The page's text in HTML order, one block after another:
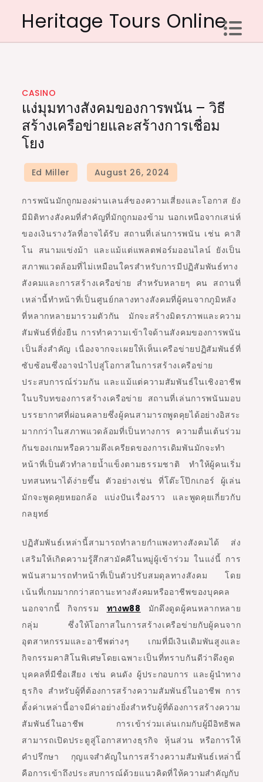
content
Heritage Tours Online
CASINO
แง่มุมทางสังคมของการพนัน – วิธี
สร้างเครือข่ายและสร้างการเชื่อม
โยง
การพนันมักถูกมองผ่านเลนส์ของความเสี่ยงและโอกาส ยัง
มีมิติทางสังคมที่สำคัญที่มักถูกมองข้าม นอกเหนือจากเสน่ห์
ของเงินรางวัลที่อาจได้รับ สถานที่เล่นการพนัน เช่น คาสิ
โน สนามแข่งม้า และแม้แต่แพลตฟอร์มออนไลน์ ยังเป็น
สภาพแวดล้อมที่ไม่เหมือนใครสำหรับการมีปฏิสัมพันธ์ทาง
สังคมและการสร้างเครือข่าย สำหรับหลายๆ คน สถานที่
เหล่านี้ทำหน้าที่เป็นศูนย์กลางทางสังคมที่ผู้คนจากภูมิหลัง
ที่หลากหลายมารวมตัวกัน มักจะสร้างมิตรภาพและความ
สัมพันธ์ที่ยั่งยืน การทำความเข้าใจด้านสังคมของการพนัน
เป็นสิ่งสำคัญ เนื่องจากจะเผยให้เห็นเครือข่ายปฏิสัมพันธ์ที่
ซับซ้อนซึ่งอาจนำไปสู่โอกาสในการสร้างเครือข่าย
ประสบการณ์ร่วมกัน และแม้แต่ความสัมพันธ์ในเชิงอาชีพ
ในบริบทของการสร้างเครือข่าย สถานที่เล่นการพนันมอบ
บรรยากาศที่ผ่อนคลายซึ่งผู้คนสามารถพูดคุยได้อย่างอิสระ
มากกว่าในสภาพแวดล้อมที่เป็นทางการ ความตื่นเต้นร่วม
กันของเกมหรือความตึงเครียดของการเดิมพันมักจะทำ
หน้าที่เป็นตัวทำลายน้ำแข็งตามธรรมชาติ ทำให้ผู้คนเริ่ม
บทสนทนาได้ง่ายขึ้น ตัวอย่างเช่น ที่โต๊ะโป๊กเกอร์ ผู้เล่น
มักจะพูดคุยหยอกล้อ แบ่งปันเรื่องราว และพูดคุยเกี่ยวกับ
กลยุทธ์
ปฏิสัมพันธ์เหล่านี้สามารถทำลายกำแพงทางสังคมได้ ส่ง
เสริมให้เกิดความรู้สึกสามัคคีในหมู่ผู้เข้าร่วม ในแง่นี้ การ
พนันสามารถทำหน้าที่เป็นตัวปรับสมดุลทางสังคม โดย
เน้นที่เกมมากกว่าสถานะทางสังคมหรืออาชีพของบุคคล
นอกจากนี้ กิจกรรม ทางw88 มักดึงดูดผู้คนหลากหลาย
กลุ่ม ซึ่งให้โอกาสในการสร้างเครือข่ายกับผู้คนจาก
อุตสาหกรรมและอาชีพต่างๆ เกมที่มีเงินเดิมพันสูงและ
กิจกรรมคาสิโนพิเศษโดยเฉพาะเป็นที่ทราบกันดีว่าดึงดูด
บุคคลที่มีชื่อเสียง เช่น คนดัง ผู้ประกอบการ และผู้นำทาง
ธุรกิจ สำหรับผู้ที่ต้องการสร้างความสัมพันธ์ในอาชีพ การ
ตั้งค่าเหล่านี้อาจมีค่าอย่างยิ่งสำหรับผู้ที่ต้องการสร้างความ
สัมพันธ์ในอาชีพ การเข้าร่วมเล่นเกมกับผู้มีอิทธิพล
สามารถเปิดประตูสู่โอกาสทางธุรกิจ หุ้นส่วน หรือการให้
คำปรึกษา กุญแจสำคัญในการสร้างความสัมพันธ์เหล่านี้
คือการเข้าถึงประสบการณ์ด้วยแนวคิดที่ให้ความสำคัญกับ